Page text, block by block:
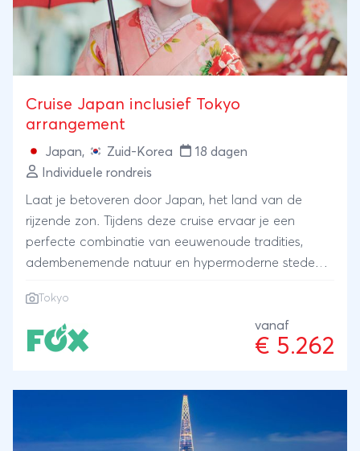
Cruise Japan inclusief Tokyo
arrangement
Japan, Zuid-Korea
18 dagen
Individuele rondreis
Laat je betoveren door Japan, het land van de
rijzende zon. Tijdens deze cruise ervaar je een
perfecte combinatie van eeuwenoude tradities,
adembenemende natuur en hypermoderne steden.
ons onder in de fascinerende metropool Tokyo.
Tokyo
vanaf
€ 5.262